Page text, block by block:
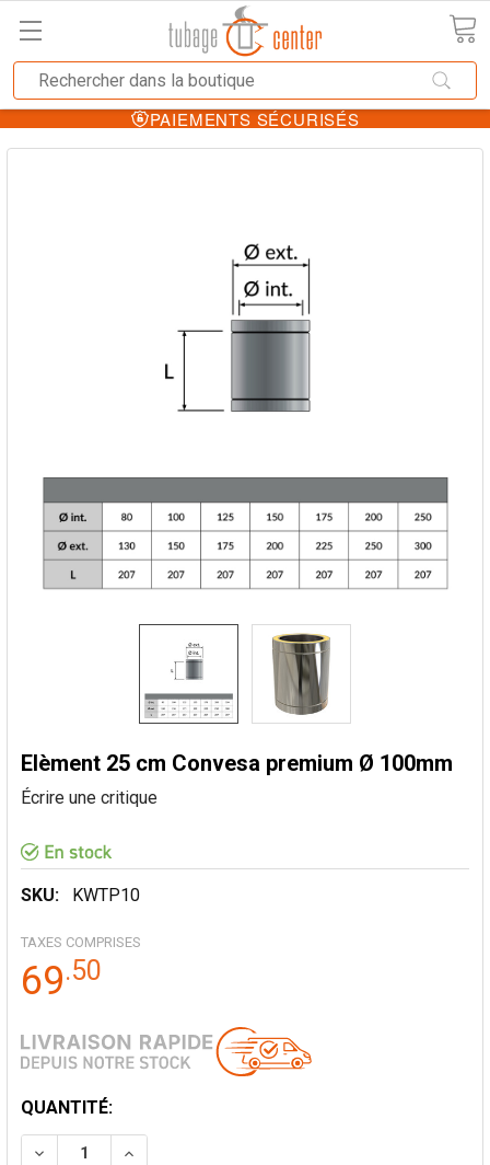
PAIEMENTS SÉCURISÉS
Elèment 25 cm Convesa premium Ø 100mm
Écrire une critique
SKU: KWTP10
TAXES COMPRISES
69.50
STOCK
ACTUEL:
QUANTITÉ: